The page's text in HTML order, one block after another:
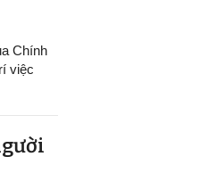
Chính
việc